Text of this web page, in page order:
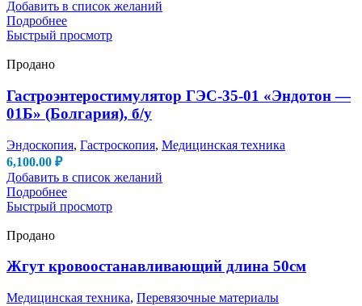
Добавить в список желаний
Подробнее
Быстрый просмотр
Продано
Гастроэнтеростимулятор ГЭС-35-01 «Эндотон —
01Б» (Болгария), б/у
Эндоскопия, Гастроскопия, Медицинская техника
6,100.00 ₽
Добавить в список желаний
Подробнее
Быстрый просмотр
Продано
Жгут кровоостанавливающий длина 50см
Медицинская техника, Перевязочные материалы